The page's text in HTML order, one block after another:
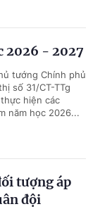
2026 - 2027
tướng Chính phủ
số 31/CT-TTg
hiện các
năm học 2026...
tượng áp
đội